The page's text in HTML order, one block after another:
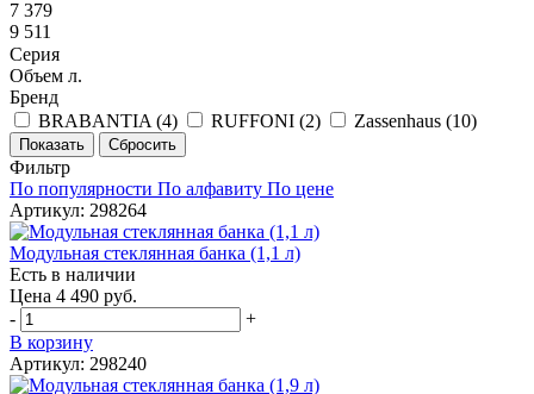
7 379
9 511
Серия
Объем л.
Бренд
BRABANTIA (4) RUFFONI (2) Zassenhaus (10)
Фильтр
По популярности По алфавиту По цене
Артикул: 298264
Модульная стеклянная банка (1,1 л)
Есть в наличии
Цена 4 490 руб.
-
+
В корзину
Артикул: 298240